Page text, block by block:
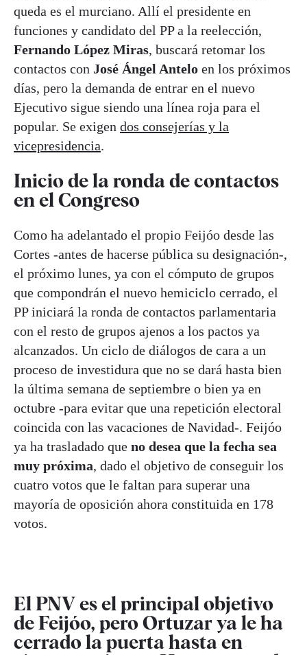
queda es el murciano. Allí el presidente en
funciones y candidato del PP a la reelección,
Fernando López Miras, buscará retomar los
contactos con José Ángel Antelo en los próximos
días, pero la demanda de entrar en el nuevo
Ejecutivo sigue siendo una línea roja para el
popular. Se exigen dos consejerías y la
vicepresidencia.
Inicio de la ronda de contactos
en el Congreso
Como ha adelantado el propio Feijóo desde las
Cortes -antes de hacerse pública su designación-,
el próximo lunes, ya con el cómputo de grupos
que compondrán el nuevo hemiciclo cerrado, el
PP iniciará la ronda de contactos parlamentaria
con el resto de grupos ajenos a los pactos ya
alcanzados. Un ciclo de diálogos de cara a un
proceso de investidura que no se dará hasta bien
la última semana de septiembre o bien ya en
octubre -para evitar que una repetición electoral
coincida con las vacaciones de Navidad-. Feijóo
ya ha trasladado que no desea que la fecha sea
muy próxima, dado el objetivo de conseguir los
cuatro votos que le faltan para superar una
mayoría de oposición ahora constituida en 178
votos.
El PNV es el principal objetivo
de Feijóo, pero Ortuzar ya le ha
cerrado la puerta hasta en